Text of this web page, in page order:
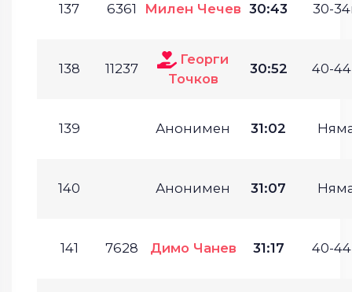
137 6361 Милен Чечев 30:43 30-
138 11237
Георги
Точков
30:52 40-
139 Анонимен 31:02
140 Анонимен 31:07
141 7628 Димо Чанев 31:17 40-